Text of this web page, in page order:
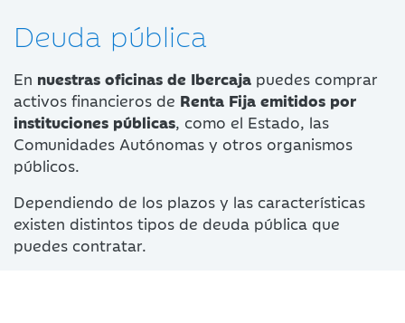
Deuda pública
En nuestras oficinas de Ibercaja puedes comprar
activos financieros de Renta Fija emitidos por
instituciones públicas, como el Estado, las
Comunidades Autónomas y otros organismos
públicos.
Dependiendo de los plazos y las características
existen distintos tipos de deuda pública que
puedes contratar.